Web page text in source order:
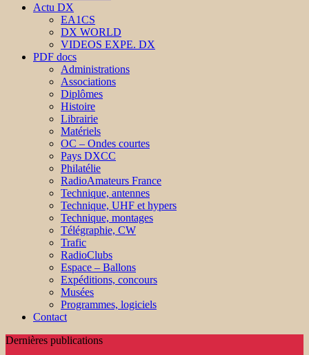
Actu DX
EA1CS
DX WORLD
VIDEOS EXPE. DX
PDF docs
Administrations
Associations
Diplômes
Histoire
Librairie
Matériels
OC – Ondes courtes
Pays DXCC
Philatélie
RadioAmateurs France
Technique, antennes
Technique, UHF et hypers
Technique, montages
Télégraphie, CW
Trafic
RadioClubs
Espace – Ballons
Expéditions, concours
Musées
Programmes, logiciels
Contact
Dernières publications